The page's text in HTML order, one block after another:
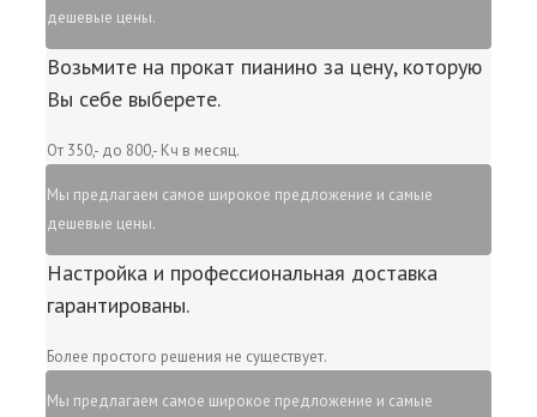
дешевые цены.
Возьмите на прокат пианино за цену, которую
Вы себе выберете.
От 350,- до 800,- Кч в месяц.
Мы предлагаем самое широкое предложение и самые
дешевые цены.
Настройка и профессиональная доставка
гарантированы.
Более простого решения не существует.
Мы предлагаем самое широкое предложение и самые